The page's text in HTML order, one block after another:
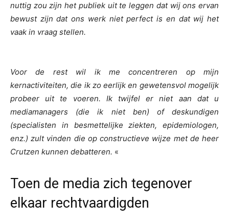
nuttig zou zijn het publiek uit te leggen dat wij ons ervan
bewust zijn dat ons werk niet perfect is en dat wij het
vaak in vraag stellen.
Voor de rest wil ik me concentreren op mijn
kernactiviteiten, die ik zo eerlijk en gewetensvol mogelijk
probeer uit te voeren. Ik twijfel er niet aan dat u
mediamanagers (die ik niet ben) of deskundigen
(specialisten in besmettelijke ziekten, epidemiologen,
enz.) zult vinden die op constructieve wijze met de heer
Crutzen kunnen debatteren. «
Toen de media zich tegenover
elkaar rechtvaardigden